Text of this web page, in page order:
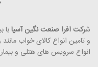
شرکت افرا صنعت نگین آسیا
و تامین انواع کالای خواب
انواع سرویس های هتلی و